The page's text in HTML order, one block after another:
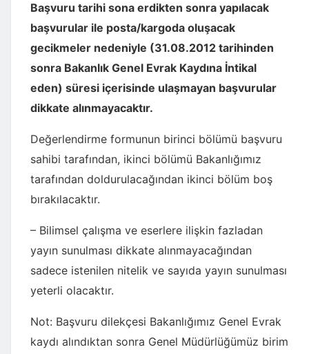
Başvuru tarihi sona erdikten sonra yapılacak
başvurular ile posta/kargoda oluşacak
gecikmeler nedeniyle (31.08.2012 tarihinden
sonra Bakanlık Genel Evrak Kaydına İntikal
eden) süresi içerisinde ulaşmayan başvurular
dikkate alınmayacaktır.
Değerlendirme formunun birinci bölümü başvuru
sahibi tarafından, ikinci bölümü Bakanlığımız
tarafından doldurulacağından ikinci bölüm boş
bırakılacaktır.
– Bilimsel çalışma ve eserlere ilişkin fazladan
yayın sunulması dikkate alınmayacağından
sadece istenilen nitelik ve sayıda yayın sunulması
yeterli olacaktır.
Not: Başvuru dilekçesi Bakanlığımız Genel Evrak
kaydı alındıktan sonra Genel Müdürlüğümüz birim